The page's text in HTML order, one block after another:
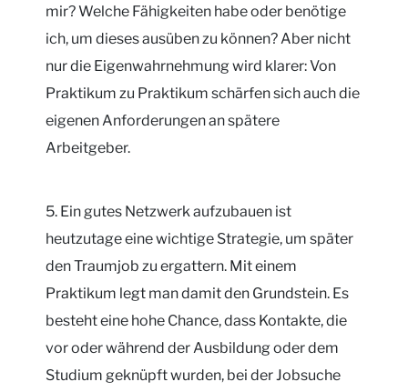
mir? Welche Fähigkeiten habe oder benötige
ich, um dieses ausüben zu können? Aber nicht
nur die Eigenwahrnehmung wird klarer: Von
Praktikum zu Praktikum schärfen sich auch die
eigenen Anforderungen an spätere
Arbeitgeber.
5. Ein gutes Netzwerk aufzubauen ist
heutzutage eine wichtige Strategie, um später
den Traumjob zu ergattern. Mit einem
Praktikum legt man damit den Grundstein. Es
besteht eine hohe Chance, dass Kontakte, die
vor oder während der Ausbildung oder dem
Studium geknüpft wurden, bei der Jobsuche